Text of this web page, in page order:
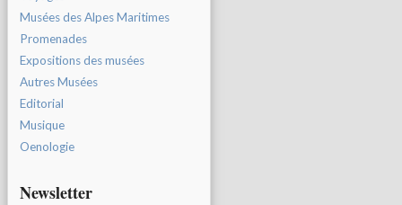
Musées des Alpes Maritimes
Promenades
Expositions des musées
Autres Musées
Editorial
Musique
Oenologie
Newsletter